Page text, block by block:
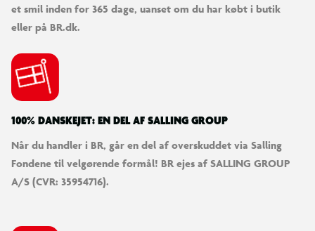
et smil inden for 365 dage, uanset om du har købt i butik
eller på BR.dk.
100% DANSKEJET: EN DEL AF SALLING GROUP
Når du handler i BR, går en del af overskuddet via Salling
Fondene til velgørende formål! BR ejes af SALLING GROUP
A/S (CVR: 35954716).